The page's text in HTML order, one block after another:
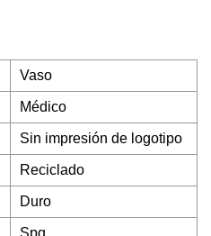
Vaso
Médico
Sin impresión de logotipo
Reciclado
Duro
Spg